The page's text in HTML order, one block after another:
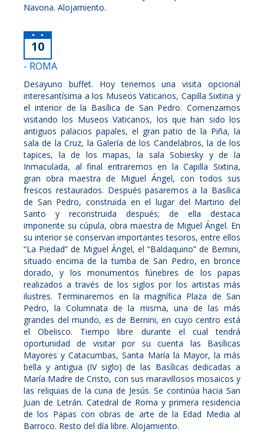
Navona. Alojamiento.
10
- ROMA
Desayuno buffet. Hoy tenemos una visita opcional
interesantísima a los Museos Vaticanos, Capilla Sixtina y
el interior de la Basílica de San Pedro. Comenzamos
visitando los Museos Vaticanos, los que han sido los
antiguos palacios papales, el gran patio de la Piña, la
sala de la Cruz, la Galería de los Candelabros, la de los
tapices, la de los mapas, la sala Sobiesky y de la
Inmaculada, al final entraremos en la Capilla Sixtina,
gran obra maestra de Miguel Ángel, con todos sus
frescos restaurados. Después pasaremos a la Basílica
de San Pedro, construida en el lugar del Martirio del
Santo y reconstruida después; de ella destaca
imponente su cúpula, obra maestra de Miguel Ángel. En
su interior se conservan importantes tesoros, entre ellos
“La Piedad” de Miguel Ángel, el “Baldaquino” de Bernini,
situado encima de la tumba de San Pedro, en bronce
dorado, y los monumentos fúnebres de los papas
realizados a través de los siglos por los artistas más
ilustres. Terminaremos en la magnífica Plaza de San
Pedro, la Columnata de la misma, una de las más
grandes del mundo, es de Bernini, en cuyo centro está
el Obelisco. Tiempo libre durante el cual tendrá
oportunidad de visitar por su cuenta las Basílicas
Mayores y Catacumbas, Santa María la Mayor, la más
bella y antigua (IV siglo) de las Basílicas dedicadas a
María Madre de Cristo, con sus maravillosos mosaicos y
las reliquias de la cuna de Jesús. Se continúa hacia San
Juan de Letrán. Catedral de Roma y primera residencia
de los Papas con obras de arte de la Edad Media al
Barroco. Resto del día libre. Alojamiento.